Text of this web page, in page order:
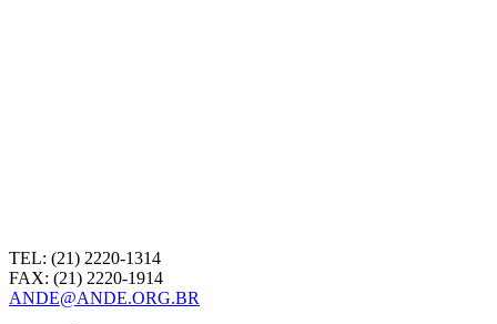
TEL: (21) 2220-1314
FAX: (21) 2220-1914
ANDE@ANDE.ORG.BR